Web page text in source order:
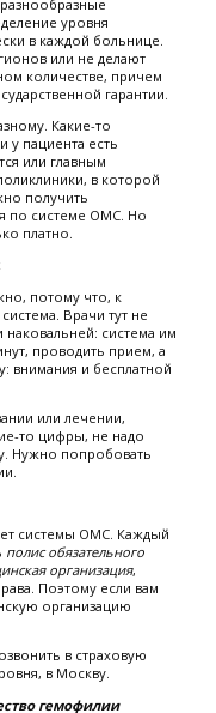
уровня
в каждой больнице.
или не делают
количестве, причем
гарантии.
Какие-то
у пациента есть
или главным
в которой
получить
по системе ОМС. Но
платно.
потому что, к
Врачи тут не
система им
проводить прием, а
внимания и бесплатной
или лечении,
то цифры, не надо
Нужно попробовать
системы ОМС. Каждый
полис обязательного
организация,
Поэтому если вам
организацию
в страховую
в Москву.
гемофилии